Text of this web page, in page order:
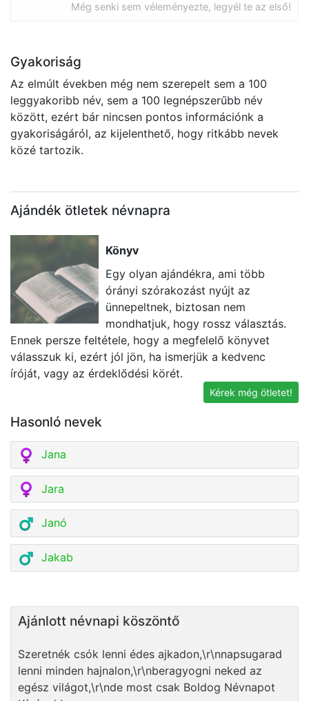
Még senki sem véleményezte, legyél te az első!
Gyakoriság
Az elmúlt években még nem szerepelt sem a 100
leggyakoribb név, sem a 100 legnépszerűbb név
között, ezért bár nincsen pontos információnk a
gyakoriságáról, az kijelenthető, hogy ritkább nevek
közé tartozik.
Ajándék ötletek névnapra
Könyv
Egy olyan ajándékra, ami több
órányi szórakozást nyújt az
ünnepeltnek, biztosan nem
mondhatjuk, hogy rossz választás.
Ennek persze feltétele, hogy a megfelelő könyvet
válasszuk ki, ezért jól jön, ha ismerjük a kedvenc
íróját, vagy az érdeklődési körét.
Kérek még ötletet!
Hasonló nevek
Jana
Jara
Janó
Jakab
Ajánlott névnapi köszöntő
Szeretnék csók lenni édes ajkadon,\r\nnapsugarad
lenni minden hajnalon,\r\nberagyogni neked az
egész világot,\r\nde most csak Boldog Névnapot